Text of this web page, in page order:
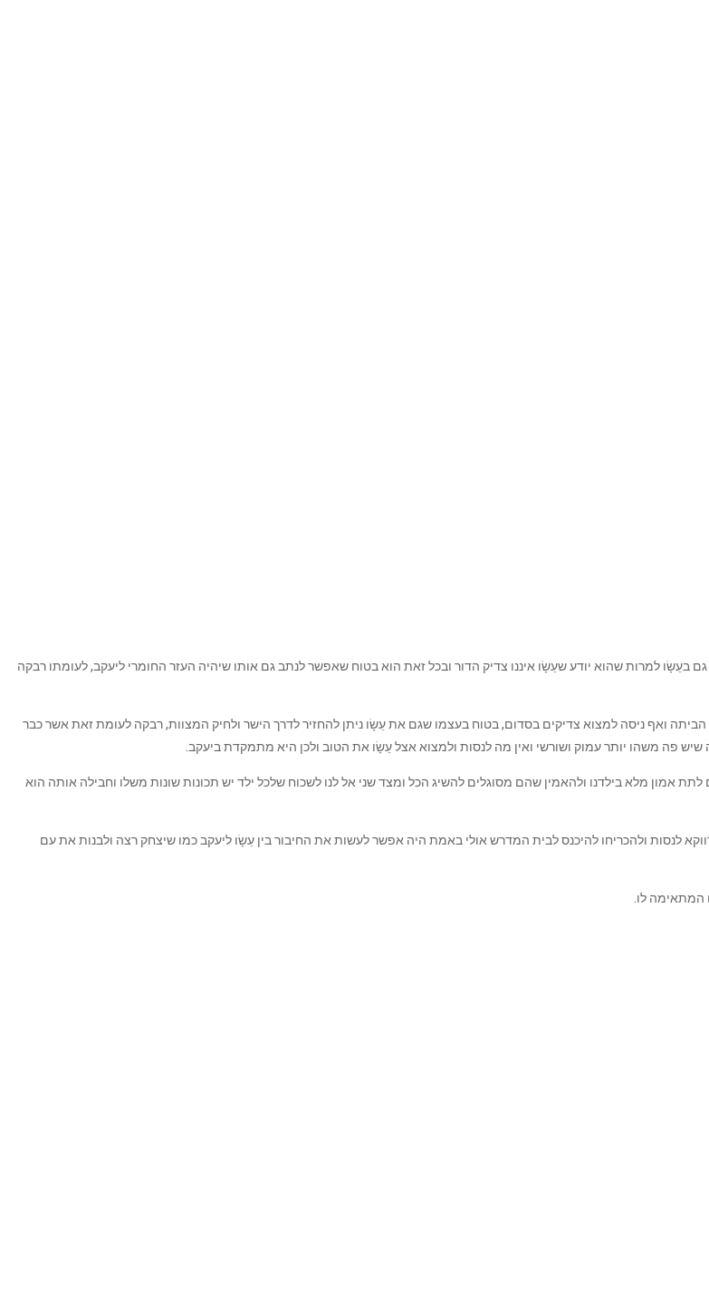
בעֵשָׂו למרות שהוא יודע שעֵשָׂו איננו צדיק הדור ובכל זאת הוא בטוח שאפשר לנתב גם אותו שיהיה העזר החומרי ליעקב, לעומתו רבקה
ואף ניסה למצוא צדיקים בסדום, בטוח בעצמו שגם את עֵשָׂו ניתן להחזיר לדרך הישר ולחיק המצוות, רבקה לעומת זאת אשר כבר
פה משהו יותר עמוק ושורשי ואין מה לנסות ולמצוא אצל עֵשָׂו את הטוב ולכן היא מתמקדת ביעקב.
אמון מלא בילדנו ולהאמין שהם מסוגלים להשיג הכל ומצד שני אל לנו לשכוח שלכל ילד יש תכונות שונות משלו וחבילה אותה הוא
לנסות ולהכריחו להיכנס לבית המדרש אולי באמת היה אפשר לעשות את החיבור בין עֵשָׂו ליעקב כמו שיצחק רצה ולבנות את עם
המתאימה לו.